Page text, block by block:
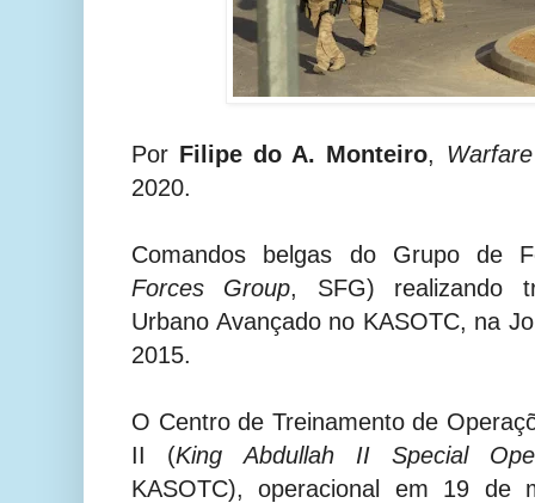
Por Filipe do A. Monteiro,
2020.
Comandos belgas do Grupo de
Forces Group, SFG) realizando
Urbano Avançado no KASOTC, na
2015.
O Centro de Treinamento de
II (King Abdullah II Special
KASOTC), operacional em 19 de